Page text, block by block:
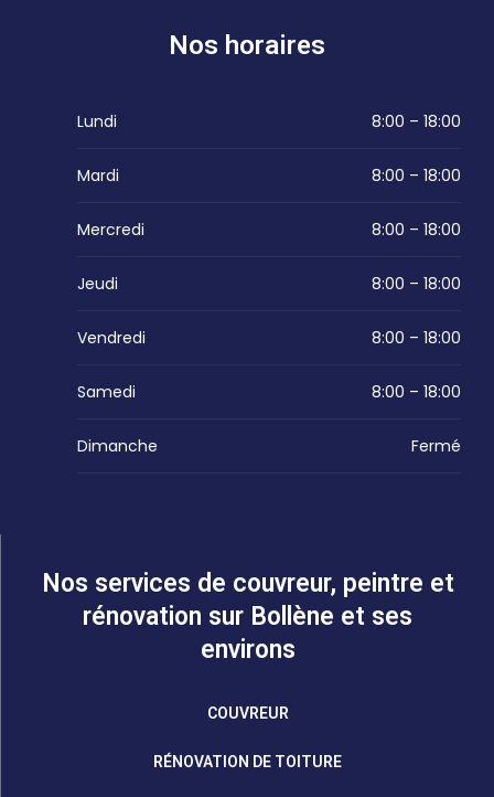
Nos horaires
Lundi 8:00 – 18:00
Mardi 8:00 – 18:00
Mercredi 8:00 – 18:00
Jeudi 8:00 – 18:00
Vendredi 8:00 – 18:00
Samedi 8:00 – 18:00
Dimanche Fermé
Nos services de couvreur, peintre et
rénovation sur Bollène et ses
environs
COUVREUR
RÉNOVATION DE TOITURE